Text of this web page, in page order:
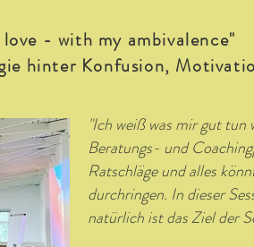
- with my ambivalence"
hinter Konfusion,
"Ich weiß was mir gut tun
Beratungs- und
Ratschläge und alles
durchringen. In dieser
natürlich ist das Ziel der